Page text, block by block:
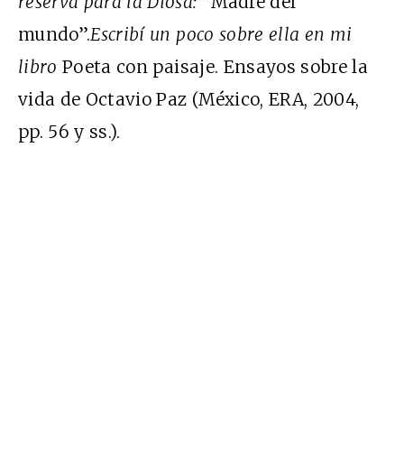
mundo”.Escribí un poco sobre ella en mi
libroPoeta con paisaje. Ensayos sobre la
vida de Octavio Paz (México, ERA, 2004,
pp. 56 y ss.).